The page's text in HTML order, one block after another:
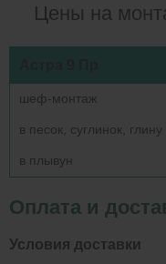
Цены на
шеф-монтаж
в песок, суглинок, глину
в плывун
Оплата и
Условия доставки